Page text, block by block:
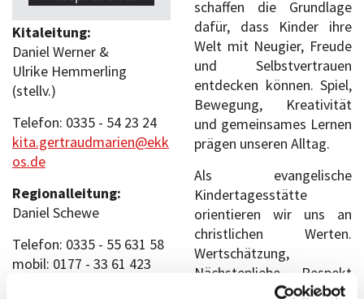
Kitaleitung:
Daniel Werner &
Ulrike Hemmerling
(stellv.)
Telefon: 0335 - 54 23 24
kita.gertraudmarien@ekk
os.de
Regionalleitung:
Daniel Schewe
Telefon: 0335 - 55 631 58
mobil: 0177 - 33 61 423
schaffen die Grundlage
dafür, dass Kinder ihre
Welt mit Neugier, Freude
und Selbstvertrauen
entdecken können. Spiel,
Bewegung, Kreativität
und gemeinsames Lernen
prägen unseren Alltag.
Als evangelische
Kindertagesstätte
orientieren wir uns an
christlichen Werten.
Wertschätzung,
Nächstenliebe, Respekt
und Toleranz bestimmen